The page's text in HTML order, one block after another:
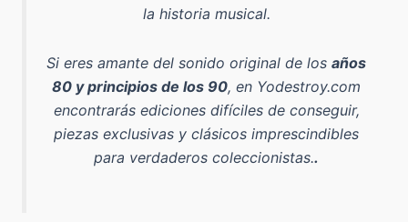
la historia musical.
Si eres amante del sonido original de los años
80 y principios de los 90, en Yodestroy.com
encontrarás ediciones difíciles de conseguir,
piezas exclusivas y clásicos imprescindibles
para verdaderos coleccionistas..